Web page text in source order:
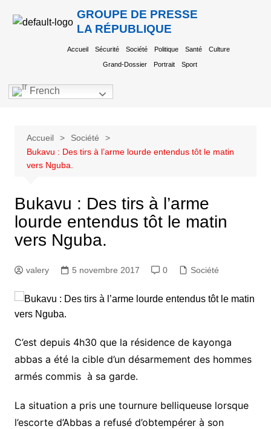
GROUPE DE PRESSE
LA RÉPUBLIQUE
Accueil Sécurité Société Politique Santé Culture
Grand-Dossier Portrait Sport
French
Accueil
Société
Bukavu : Des tirs à l’arme lourde entendus tôt le matin
vers Nguba.
Bukavu : Des tirs à l’arme
lourde entendus tôt le matin
vers Nguba.
valery 5 novembre 2017 0 Société
C’est depuis 4h30 que la résidence de kayonga
abbas a été la cible d’un désarmement des hommes
armés commis à sa garde.
La situation a pris une tournure belliqueuse lorsque
l’escorte d’Abbas a refusé d’obtempérer à son